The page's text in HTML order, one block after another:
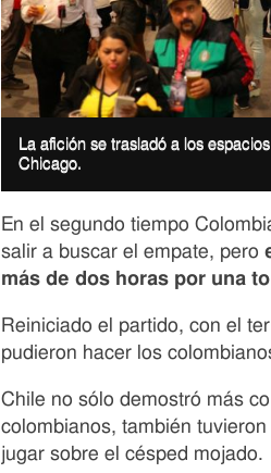
e
c
o
p
r
g
h
t
I
m
g
c
a
t
o
n
La afición se trasladó a los
Chicago.
En el segundo tiempo
salir a buscar el empate, pero
más de dos horas por una
Reiniciado el partido, con el
pudieron hacer los
Chile no sólo demostró más
colombianos, también
jugar sobre el césped mojado.